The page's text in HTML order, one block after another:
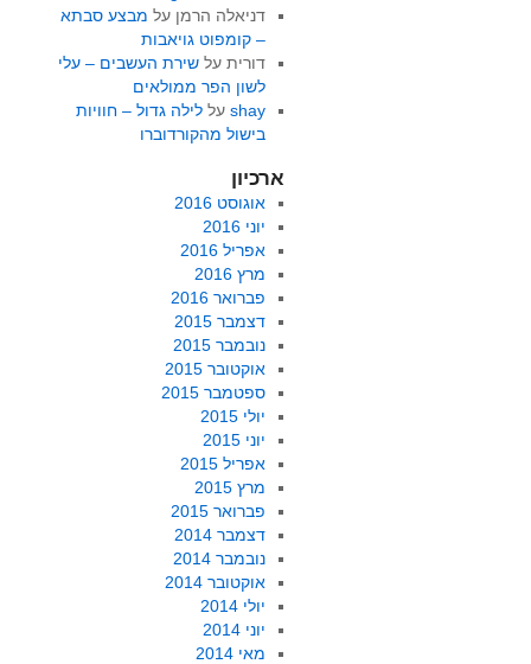
דניאלה הרמן על מבצע סבתא
– קומפוט גויאבות
דוריתעל שירת העשבים – עלי
לשון הפר ממולאים
shayעל לילה גדול – חוויות
בישול מהקורדוברו
ארכיון
אוגוסט 2016
יוני 2016
אפריל 2016
מרץ 2016
פברואר 2016
דצמבר 2015
נובמבר 2015
אוקטובר 2015
ספטמבר 2015
יולי 2015
יוני 2015
אפריל 2015
מרץ 2015
פברואר 2015
דצמבר 2014
נובמבר 2014
אוקטובר 2014
יולי 2014
יוני 2014
מאי 2014